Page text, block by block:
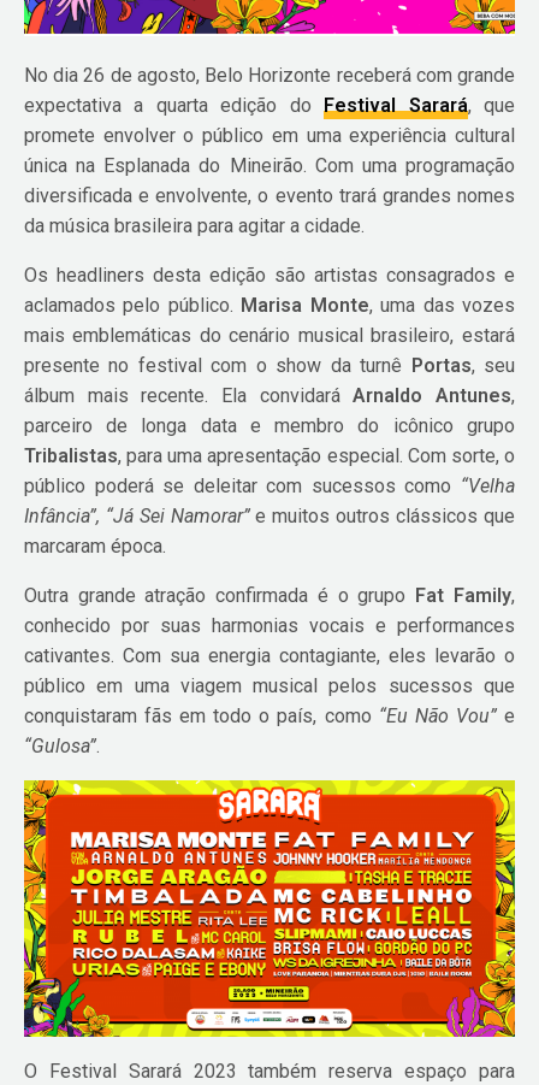
No dia 26 de agosto, Belo Horizonte receberá com grande
expectativa a quarta edição doFestival Sarará, que
promete envolver o público em uma experiência cultural
única na Esplanada do Mineirão. Com uma programação
diversificada e envolvente, o evento trará grandes nomes
da música brasileira para agitar a cidade.
Os headliners desta edição são artistas consagrados e
aclamados pelo público. Marisa Monte, uma das vozes
mais emblemáticas do cenário musical brasileiro, estará
presente no festival com o show da turnê Portas, seu
álbum mais recente. Ela convidaráArnaldo Antunes,
parceiro de longa data e membro do icônico grupo
Tribalistas, para uma apresentação especial. Com sorte, o
público poderá se deleitar com sucessos como “Velha
Infância”, “Já Sei Namorar”e muitos outros clássicos que
marcaram época.
Outra grande atração confirmada é o grupo Fat Family,
conhecido por suas harmonias vocais e performances
cativantes. Com sua energia contagiante, eles levarão o
público em uma viagem musical pelos sucessos que
conquistaram fãs em todo o país, como “Eu Não Vou”e
“Gulosa”.
O Festival Sarará 2023 também reserva espaço para